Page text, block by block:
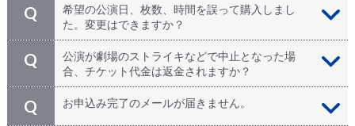
い。
A
全体で2時間半ですが、約1時間ほどすぎたところで10
分～15分程度の休憩がはいります。
Q
希望の公演日、枚数、時間を誤って購入しまし
た。変更はできますか？
A
いいえ。ご予約完了時にお手配が完了しております。申
し訳ございませんが、お申込後のチケット内容（演目、
日時、枚数、座席エリアなど）は変更、またはキャンセ
ルはできかねます。お申込み時に100%の変更・キャン
セル規定となりますので、十分ご確認頂いた上でお申込
Q
公演が劇場のストライキなどで中止となった場
合、チケット代金は返金されますか？
A
不測の事態により公演中止の場合は、全額返金いたしま
す。お支払い方法により返金方法が異なりますので弊社
Q お申込み完了のメールが届きません。